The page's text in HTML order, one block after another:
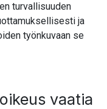
turvallisuuden
ja
työnkuvaan se
vaatia